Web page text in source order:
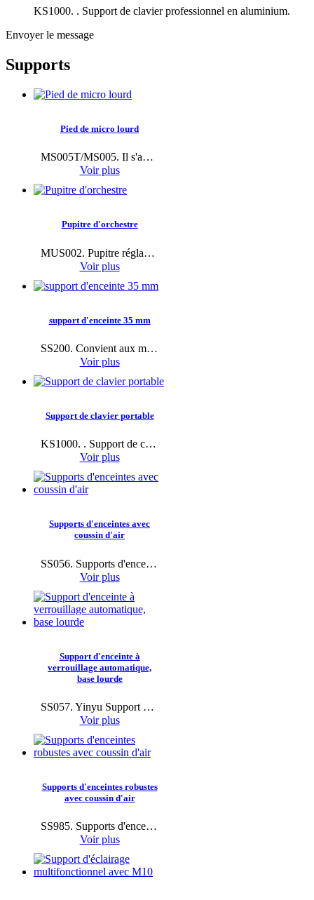
KS1000. . Support de clavier professionnel en aluminium.
Envoyer le message
Supports
Pied de micro lourd
MS005T/MS005. Il s'agit d'un pied de microphone lourd pour studio, pesant jusqu'à 3,2 kg, qui peut contenir la plupart des microphones lourds, par exemple les microphones Telefenken U47 lourds, bien
Voir plus
Pupitre d'orchestre
MUS002. Pupitre réglable de haute qualité..
Voir plus
support d'enceinte 35 mm
SS200. Convient aux musiciens en tournée, aux DJ et aux supports de son pour équipements de travail..
Voir plus
Support de clavier portable
KS1000. . Support de clavier professionnel en aluminium.
Voir plus
Supports d'enceintes avec
coussin d'air
SS056. Supports d'enceintes Yinyu avec coussin d'air - Portable pour scène DJ.
Voir plus
Support d'enceinte à
verrouillage automatique,
base lourde
SS057. Yinyu Support d'enceinte à verrouillage automatique Base lourde - Portable pour DJ.
Voir plus
Supports d'enceintes robustes
avec coussin d'air
SS985. Supports d'enceintes robustes Yinyu avec coussin d'air pour DJ.
Voir plus